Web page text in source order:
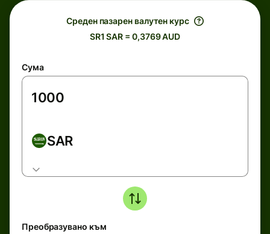
Среден пазарен валутен курс
SR1 SAR = 0,3769 AUD
Сума
SAR
Преобразувано към